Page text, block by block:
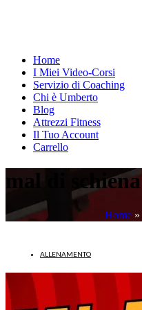
Home
I Miei Video-Corsi
Servizio di Coaching
Chi è Umberto
Blog
Attrezzi Fitness
Il Tuo Account
Carrello
mal di schiena
Home»
ALLENAMENTO